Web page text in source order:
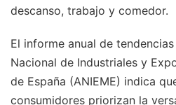
descanso, trabajo y comedor.
El informe anual de
Nacional de Industriales y
de España (ANIEME) indica
consumidores priorizan la